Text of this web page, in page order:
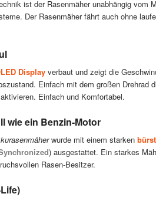
ist der Rasenmäher unabhängig vom
Der Rasenmäher fährt auch ohne
Display verbaut und zeigt die
Einfach mit dem großen Drehrad
Einfach und Komfortabel.
wie ein Benzin-Motor
wurde mit einem starken
) ausgestattet. Ein starkes
Rasen-Besitzer.